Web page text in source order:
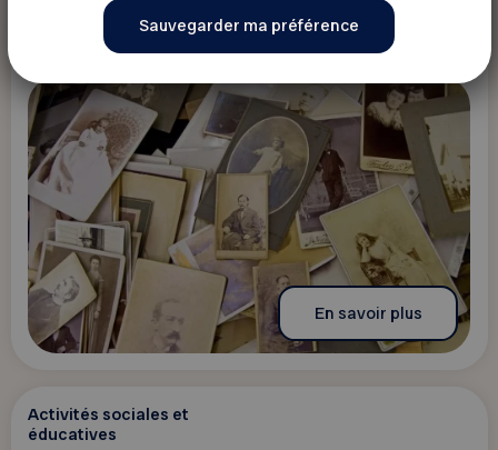
En savoir plus
Activités sociales et
éducatives